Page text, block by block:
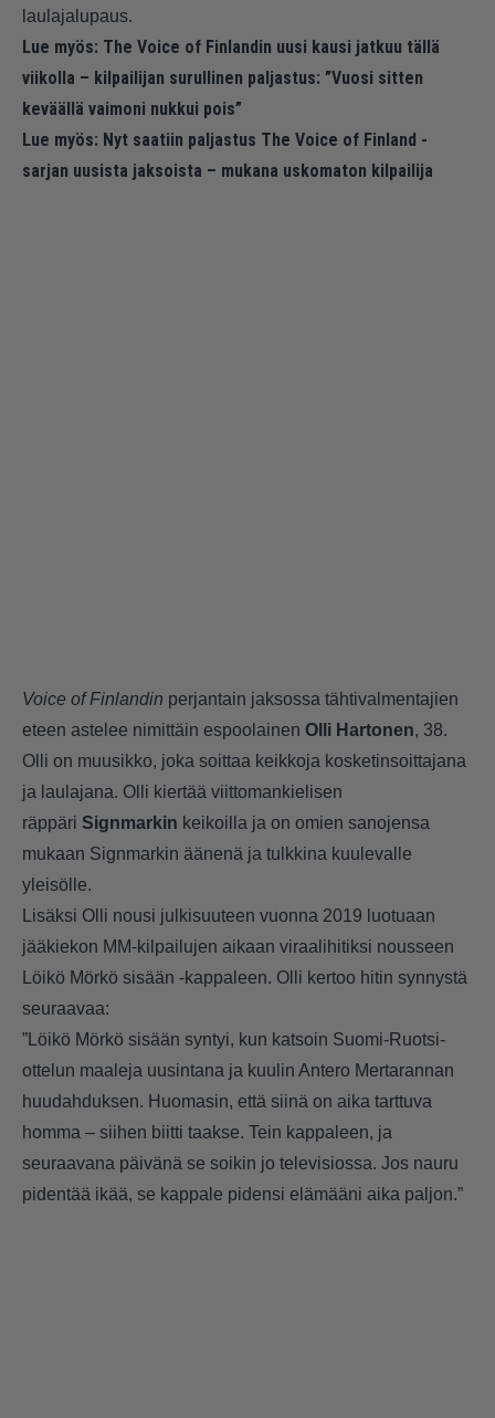
laulajalupaus.
Lue myös: The Voice of Finlandin uusi kausi jatkuu tällä
viikolla – kilpailijan surullinen paljastus: ”Vuosi sitten
keväällä vaimoni nukkui pois”
Lue myös: Nyt saatiin paljastus The Voice of Finland -
sarjan uusista jaksoista – mukana uskomaton kilpailija
Voice of Finlandin perjantain jaksossa tähtivalmentajien
eteen astelee nimittäin espoolainen Olli Hartonen, 38.
Olli on muusikko, joka soittaa keikkoja kosketinsoittajana
ja laulajana. Olli kiertää viittomankielisen
räppäri Signmarkin keikoilla ja on omien sanojensa
mukaan Signmarkin äänenä ja tulkkina kuulevalle
yleisölle.
Lisäksi Olli nousi julkisuuteen vuonna 2019 luotuaan
jääkiekon MM-kilpailujen aikaan viraalihitiksi nousseen
Löikö Mörkö sisään -kappaleen. Olli kertoo hitin synnystä
seuraavaa:
”Löikö Mörkö sisään syntyi, kun katsoin Suomi-Ruotsi-
ottelun maaleja uusintana ja kuulin Antero Mertarannan
huudahduksen. Huomasin, että siinä on aika tarttuva
homma – siihen biitti taakse. Tein kappaleen, ja
seuraavana päivänä se soikin jo televisiossa. Jos nauru
pidentää ikää, se kappale pidensi elämääni aika paljon.”